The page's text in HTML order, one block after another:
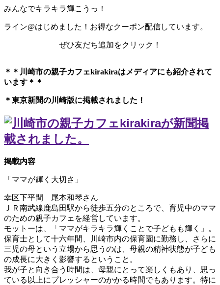
みんなでキラキラ輝こうっ！
ライン@はじめました！お得なクーポン配信しています。
ぜひ友だち追加をクリック！
＊＊川崎市の親子カフェkirakiraは メディアにも紹介されて
います＊＊
＊東京新聞の川崎版に掲載されました！
掲載内容
「ママが輝く大切さ」
幸区下平間 尾本和琴さん
ＪＲ南武線鹿島田駅から徒歩五分のところで、育児中のママ
のための親子カフェを経営しています。
モットーは、「ママがキラキラ輝くことで子どもも輝く」。
保育士として十六年間、川崎市内の保育園に勤務し、さらに
三児の母という立場から思うのは、母親の精神状態が子ども
の成長に大きく影響するということ。
我が子と向き合う時間は、母親にとって楽しくもあり、思っ
ている以上にプレッシャーのかかる時間でもあります。特に